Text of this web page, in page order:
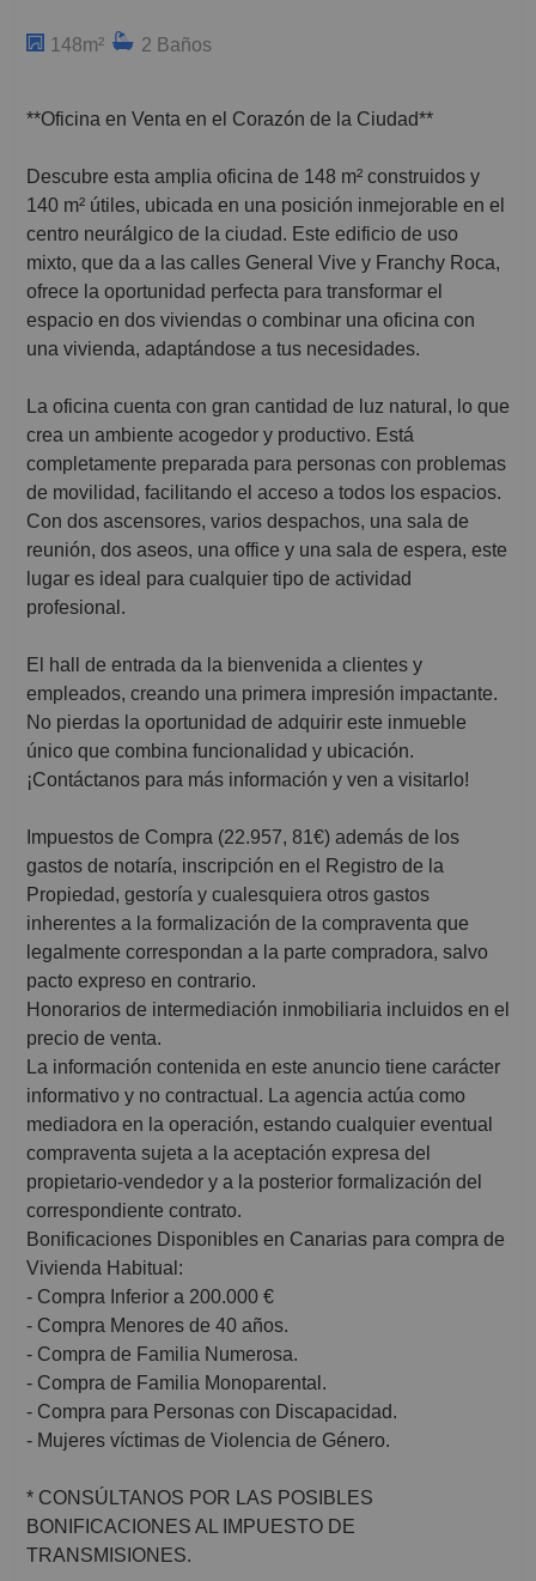
148m² 2 Baños
**Oficina en Venta en el Corazón de la Ciudad**
Descubre esta amplia oficina de 148 m² construidos y
140 m² útiles, ubicada en una posición inmejorable en el
centro neurálgico de la ciudad. Este edificio de uso
mixto, que da a las calles General Vive y Franchy Roca,
ofrece la oportunidad perfecta para transformar el
espacio en dos viviendas o combinar una oficina con
una vivienda, adaptándose a tus necesidades.
La oficina cuenta con gran cantidad de luz natural, lo que
crea un ambiente acogedor y productivo. Está
completamente preparada para personas con problemas
de movilidad, facilitando el acceso a todos los espacios.
Con dos ascensores, varios despachos, una sala de
reunión, dos aseos, una office y una sala de espera, este
lugar es ideal para cualquier tipo de actividad
profesional.
El hall de entrada da la bienvenida a clientes y
empleados, creando una primera impresión impactante.
No pierdas la oportunidad de adquirir este inmueble
único que combina funcionalidad y ubicación.
¡Contáctanos para más información y ven a visitarlo!
Impuestos de Compra (22.957, 81€) además de los
gastos de notaría, inscripción en el Registro de la
Propiedad, gestoría y cualesquiera otros gastos
inherentes a la formalización de la compraventa que
legalmente correspondan a la parte compradora, salvo
pacto expreso en contrario.
Honorarios de intermediación inmobiliaria incluidos en el
precio de venta.
La información contenida en este anuncio tiene carácter
informativo y no contractual. La agencia actúa como
mediadora en la operación, estando cualquier eventual
compraventa sujeta a la aceptación expresa del
propietario-vendedor y a la posterior formalización del
correspondiente contrato.
Bonificaciones Disponibles en Canarias para compra de
Vivienda Habitual:
- Compra Inferior a 200.000 €
- Compra Menores de 40 años.
- Compra de Familia Numerosa.
- Compra de Familia Monoparental.
- Compra para Personas con Discapacidad.
- Mujeres víctimas de Violencia de Género.
* CONSÚLTANOS POR LAS POSIBLES
BONIFICACIONES AL IMPUESTO DE
TRANSMISIONES.